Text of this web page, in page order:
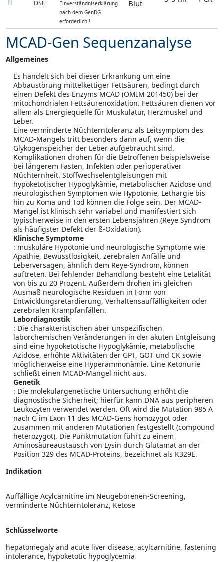
DSE
Einverständniserklärung
nach dem GenDG
erforderlich !
Blut
MCAD-Gen Sequenzanalyse
Allgemeines
Es handelt sich bei dieser Erkrankung um eine
Abbaustörung mittelkettiger Fettsäuren, bedingt durch
einen Defekt des Enzyms MCAD (OMIM 201450) bei der
mitochondrialen Fettsäurenoxidation. Fettsäuren dienen vor
allem als Energiequelle für Muskulatur, Herzmuskel und
Leber.
Eine verminderte Nüchterntoleranz als Leitsymptom des
MCAD-Mangels tritt besonders dann auf, wenn die
Glykogenspeicher der Leber aufgebraucht sind.
Komplikationen drohen für die Betroffenen beispielsweise
bei längerem Fasten, Infekten oder perioperativer
Nüchternheit. Stoffwechselentgleisungen mit
hypoketotischer Hypoglykämie, metabolischer Azidose und
neurologischen Symptomen wie Hypotonie, Lethargie bis
hin zu Koma und Tod können die Folge sein. Der MCAD-
Mangel ist klinisch sehr variabel und manifestiert sich
typischerweise in den ersten Lebensjahren (Reye Syndrom
als häufigster Defekt der ß-Oxidation).
Klinische Symptome
: muskuläre Hypotonie und neurologische Symptome wie
Apathie, Bewusstlosigkeit, zerebralen Anfälle und
Leberversagen, ähnlich dem Reye-Syndrom, können
auftreten. Bei fehlender Behandlung besteht eine Letalität
von bis zu 20 Prozent. Außerdem drohen im gleichen
Ausmaß neurologische Residuen in Form von
Entwicklungsretardierung, Verhaltensauffälligkeiten oder
zerebralen Krampfanfällen.
Labordiagnostik
: Die charakteristischen aber unspezifischen
laborchemischen Veränderungen in der akuten Entgleisung
sind eine hypoketotische Hypoglykämie, metabolische
Azidose, erhöhte Aktivitäten der GPT, GOT und CK sowie
möglicherweise eine Hyperammonämie. Eine Ketonurie
schließt einen MCAD-Mangel nicht aus.
Genetik
: Die molekulargenetische Untersuchung erhöht die
diagnostische Sicherheit; hierfür kann DNA aus peripheren
Leukozyten verwendet werden. Oft wird die Mutation 985 A
nach G im Exon 11 des MCAD-Gens homozygot oder
zusammen mit anderen Mutationen festgestellt (compound
heterozygot). Die Punktmutation führt zu einem
Aminosäureaustausch von Lysin durch Glutamat an der
Position 329 des MCAD-Proteins, bezeichnet als K329E.
Indikation
Auffällige Acylcarnitine im Neugeborenen-Screening,
verminderte Nüchterntoleranz, Ketose
Schlüsselworte
hepatomegaly and acute liver disease, acylcarnitine, fastening
intolerance, hypoketotic hypoglycemia